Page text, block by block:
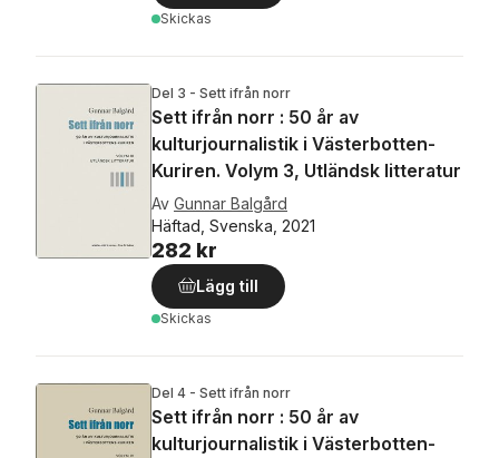
Skickas
Del 3 - Sett ifrån norr
Sett ifrån norr : 50 år av
kulturjournalistik i Västerbotten-
Kuriren. Volym 3, Utländsk litteratur
Av Gunnar Balgård
Häftad, Svenska, 2021
282 kr
Lägg till
Skickas
Del 4 - Sett ifrån norr
Sett ifrån norr : 50 år av
kulturjournalistik i Västerbotten-